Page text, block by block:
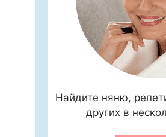
Найдите няню,
других в